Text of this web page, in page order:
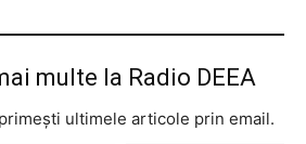
multe la Radio DEEA
ultimele articole prin email.